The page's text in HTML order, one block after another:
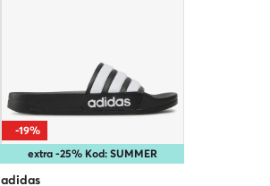
extra -25% Kod: SUMMER
-19%
adidas